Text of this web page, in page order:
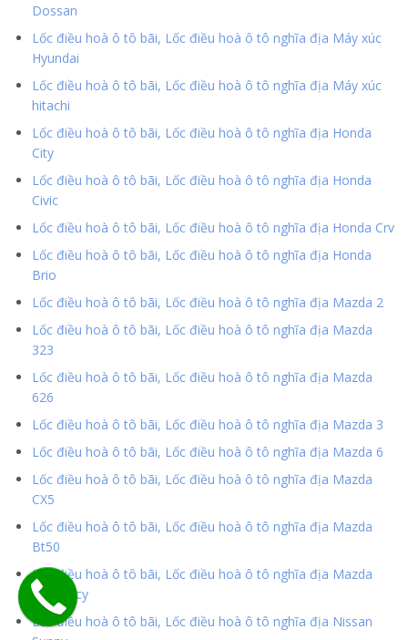
Dossan
Lốc điều hoà ô tô bãi, Lốc điều hoà ô tô nghĩa địa Máy xúc
Hyundai
Lốc điều hoà ô tô bãi, Lốc điều hoà ô tô nghĩa địa Máy xúc
hitachi
Lốc điều hoà ô tô bãi, Lốc điều hoà ô tô nghĩa địa Honda
City
Lốc điều hoà ô tô bãi, Lốc điều hoà ô tô nghĩa địa Honda
Civic
Lốc điều hoà ô tô bãi, Lốc điều hoà ô tô nghĩa địa Honda Crv
Lốc điều hoà ô tô bãi, Lốc điều hoà ô tô nghĩa địa Honda
Brio
Lốc điều hoà ô tô bãi, Lốc điều hoà ô tô nghĩa địa Mazda 2
Lốc điều hoà ô tô bãi, Lốc điều hoà ô tô nghĩa địa Mazda
323
Lốc điều hoà ô tô bãi, Lốc điều hoà ô tô nghĩa địa Mazda
626
Lốc điều hoà ô tô bãi, Lốc điều hoà ô tô nghĩa địa Mazda 3
Lốc điều hoà ô tô bãi, Lốc điều hoà ô tô nghĩa địa Mazda 6
Lốc điều hoà ô tô bãi, Lốc điều hoà ô tô nghĩa địa Mazda
CX5
Lốc điều hoà ô tô bãi, Lốc điều hoà ô tô nghĩa địa Mazda
Bt50
Lốc điều hoà ô tô bãi, Lốc điều hoà ô tô nghĩa địa Mazda
Premarcy
Lốc điều hoà ô tô bãi, Lốc điều hoà ô tô nghĩa địa Nissan